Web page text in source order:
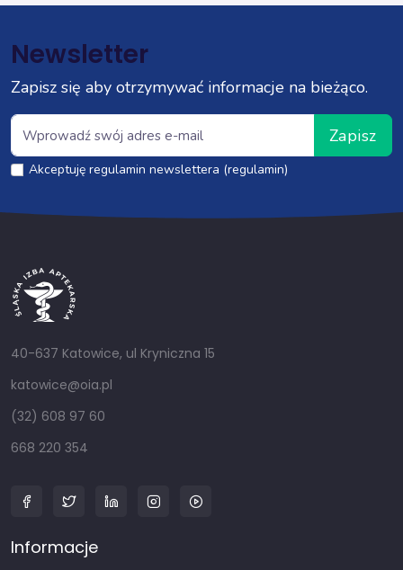
Newsletter
Zapisz się aby otrzymywać informacje na bieżąco.
Zapisz
Akceptuję regulamin newslettera (regulamin)
40-637 Katowice, ul Kryniczna 15
katowice@oia.pl
(32) 608 97 60
668 220 354
Informacje